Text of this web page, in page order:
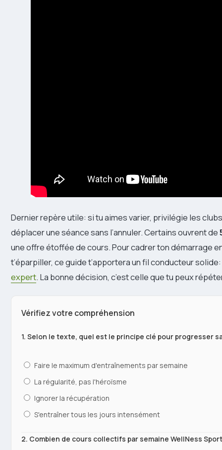
Dernier repère utile: si tu aimes varier, privilégie les
déplacer une séance sans l’annuler. Certains ouvrent de
une offre étoffée de cours. Pour cadrer ton démarrage
t’éparpiller, ce guide t’apportera un fil conducteur solide:
expert. La bonne décision, c’est celle que tu peux
Vérifiez votre compréhension
1. Selon le texte, quel est le principe clé pour progresser
Faire le maximum d'entraînements par semaine
La régularité, pas l'héroïsme
Ignorer la récupération
S'entraîner tous les jours intensément
2. Combien de cours collectifs par semaine WellNess